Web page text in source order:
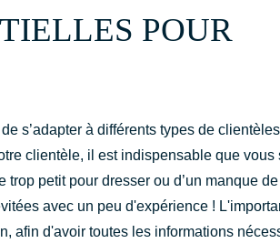
POUR
s’adapter à différents types de
clientèle, il est indispensable que vous
trop petit pour dresser ou d’un manque
avec un peu d'expérience !
afin d'avoir toutes les informations